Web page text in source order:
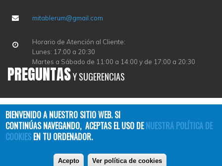
mitablerum@gmail.com
Horario de Atención al Cliente:
Lunes: 17:00 a 20:30
Martes a Sábado de 11:00 a 14:00 y de 17:00 a 20:30
PREGUNTASY SUGERENCIAS
BIENVENIDO A NUESTRO SITIO WEB. SI
CONTINÚAS NAVEGANDO, ACEPTAS EL USO DENUESTRA POLÍTICA DE
COOKIES EN TU ORDENADOR.
Acepto Ver política de cookies